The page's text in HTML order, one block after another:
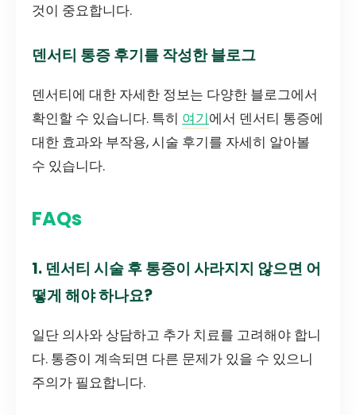
것이 중요합니다.
덴서티 통증 후기를 작성한 블로그
덴서티에 대한 자세한 정보는 다양한 블로그에서
확인할 수 있습니다. 특히 여기에서 덴서티 통증에
대한 효과와 부작용, 시술 후기를 자세히 알아볼
수 있습니다.
FAQs
1. 덴서티 시술 후 통증이 사라지지 않으면 어
떻게 해야 하나요?
일단 의사와 상담하고 추가 치료를 고려해야 합니
다. 통증이 계속되면 다른 문제가 있을 수 있으니
주의가 필요합니다.